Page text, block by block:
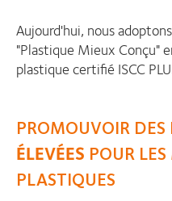
Aujourd'hui, nous
"Plastique Mieux Conçu"
plastique certifié ISCC
PROMOUVOIR DES
ÉLEVÉES POUR
PLASTIQUES